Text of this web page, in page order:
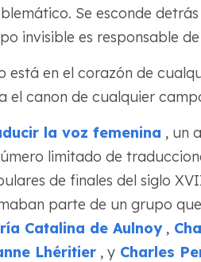
Se esconde
invisible es responsable
está en el corazón de
el canon de cualquier
la voz femenina , un
limitado de
de finales del siglo
parte de un grupo
Catalina de Aulnoy,
Lhéritier, yCharles